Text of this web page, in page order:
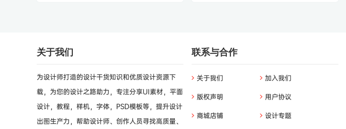
洒飘逸的免费…
关于我们
为设计师打造的设计干货知识和优质设计资源下
载，为您的设计之路助力，专注分享UI素材，平面
设计，教程，样机，字体，PSD模板等，提升设计
出图生产力，帮助设计师、创作人员寻找高质量、
联系与合作
关于我们 加入我们
版权声明 用户协议
商城店铺 设计专题